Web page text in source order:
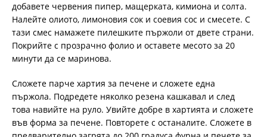
добавете червения пипер, мащерката, кимиона и солта.
Налейте олиото, лимоновия сок и соевия сос и смесете. С
тази смес намажете пилешките пържоли от двете страни.
Покрийте с прозрачно фолио и оставете месото за 20
минути да се маринова.
Сложете парче хартия за печене и сложете една
пържола. Подредете няколко резена кашкавал и след
това навийте на руло. Увийте добре в хартията и сложете
във форма за печене. Повторете с останалите. Сложете в